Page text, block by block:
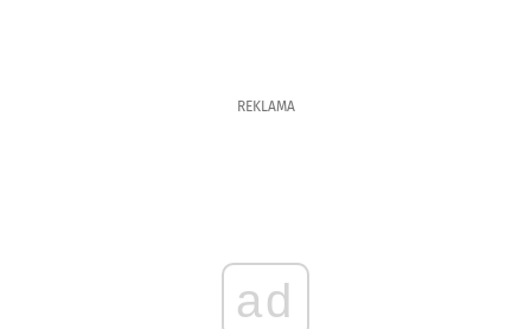
REKLAMA
ad